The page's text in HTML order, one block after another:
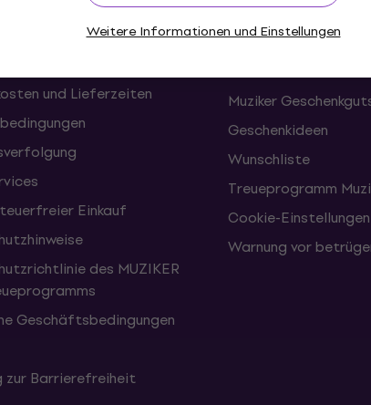
Weitere Informationen und Einstellungen
und Rücktritte vom
und Lieferzeiten
Einkauf
des MUZIKER
Geschäftsbedingungen
zur Barrierefreiheit
FAQ - Häufig
Muziker Blog
Konzerte
Muziker
Geschenkideen
Wunschliste
Treueprogramm
Cookie-Einstellungen
Warnung vor